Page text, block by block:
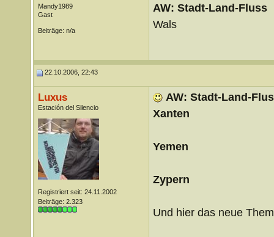
Mandy1989
Gast
Beiträge: n/a
AW: Stadt-Land-Fluss
Wals
22.10.2006, 22:43
Luxus
Estación del Silencio
Registriert seit: 24.11.2002
Beiträge: 2.323
AW: Stadt-Land-
Xanten
Yemen
Zypern
Und hier das neue